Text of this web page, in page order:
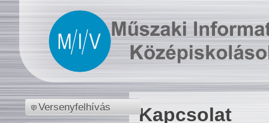
Versenyfelhívás Kapcsolat